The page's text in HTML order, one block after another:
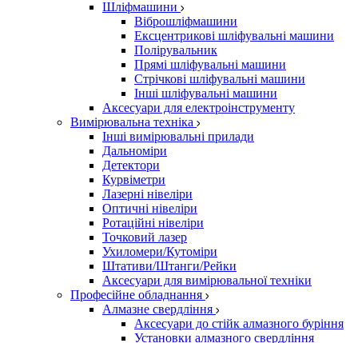
Шліфмашини
Віброшліфмашини
Ексцентрикові шліфувальні машини
Полірувальник
Прямі шліфувальні машини
Стрічкові шліфувальні машини
Інші шліфувальні машини
Аксесуари для електроінструменту
Вимірювальна техніка
Інші вимірювальні прилади
Дальноміри
Детектори
Курвіметри
Лазерні нівеліри
Оптичні нівеліри
Ротаційні нівеліри
Точковий лазер
Ухиломери/Кутоміри
Штативи/Штанги/Рейки
Аксесуари для вимірювальної техніки
Професійне обладнання
Алмазне свердління
Аксесуари до стійк алмазного буріння
Установки алмазного свердління